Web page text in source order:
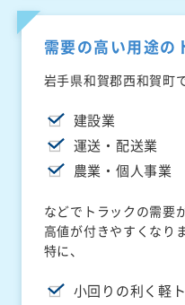
需要の高い用途の
岩手県和賀郡西和賀町で
建設業
運送・配送業
農業・個人事業
などでトラックの需要
高値が付きやすくなりま
特に、
小回りの利く軽